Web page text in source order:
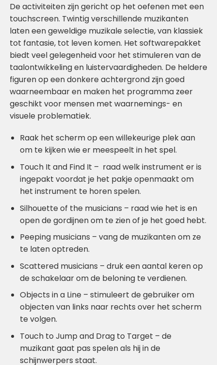
De activiteiten zijn gericht op het oefenen met een
touchscreen. Twintig verschillende muzikanten
laten een geweldige muzikale selectie, van klassiek
tot fantasie, tot leven komen. Het softwarepakket
biedt veel gelegenheid voor het stimuleren van de
taalontwikkeling en luistervaardigheden. De heldere
figuren op een donkere achtergrond zijn goed
waarneembaar en maken het programma zeer
geschikt voor mensen met waarnemings- en
visuele problematiek.
Raak het scherm op een willekeurige plek aan
om te kijken wie er meespeelt in het spel.
Touch It and Find It – raad welk instrument er is
ingepakt voordat je het pakje openmaakt om
het instrument te horen spelen.
Silhouette of the musicians – raad wie het is en
open de gordijnen om te zien of je het goed hebt.
Peeping musicians – vang de muzikanten om ze
te laten optreden.
Scattered musicians – druk een aantal keren op
de schakelaar om de beloning te verdienen.
Objects in a Line – stimuleert de gebruiker om
objecten van links naar rechts over het scherm
te volgen.
Touch to Jump and Drag to Target – de
muzikant gaat pas spelen als hij in de
schijnwerpers staat.